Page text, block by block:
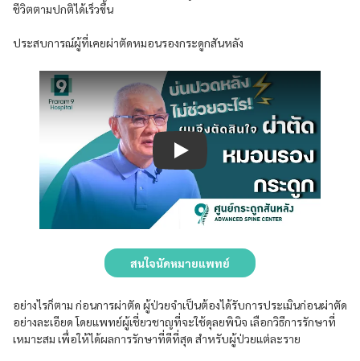
ชีวิตตามปกติได้เร็วขึ้น
ประสบการณ์ผู้ที่เคยผ่าตัดหมอนรองกระดูกสันหลัง
Play
สนใจนัดหมายแพทย์
อย่างไรก็ตาม ก่อนการผ่าตัด ผู้ป่วยจำเป็นต้องได้รับการประเมินก่อนผ่าตัด
อย่างละเอียด โดยแพทย์ผู้เชี่ยวชาญที่จะใช้ดุลยพินิจ เลือกวิธีการรักษาที่
เหมาะสม เพื่อให้ได้ผลการรักษาที่ดีที่สุด สำหรับผู้ป่วยแต่ละราย